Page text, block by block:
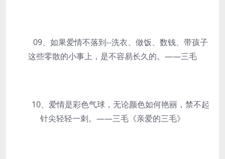
09、如果爱情不落到--洗衣、做饭、数钱、带孩子
这些零散的小事上，是不容易长久的。——三毛
10、爱情是彩色气球，无论颜色如何艳丽，禁不起
针尖轻轻一刺。——三毛《亲爱的三毛》